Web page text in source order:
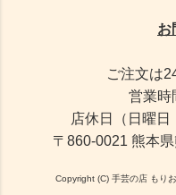
お
ご注文は
営業時
店休日（日曜日
〒860-0021 熊本
Copyright (C) 手芸の店 もり